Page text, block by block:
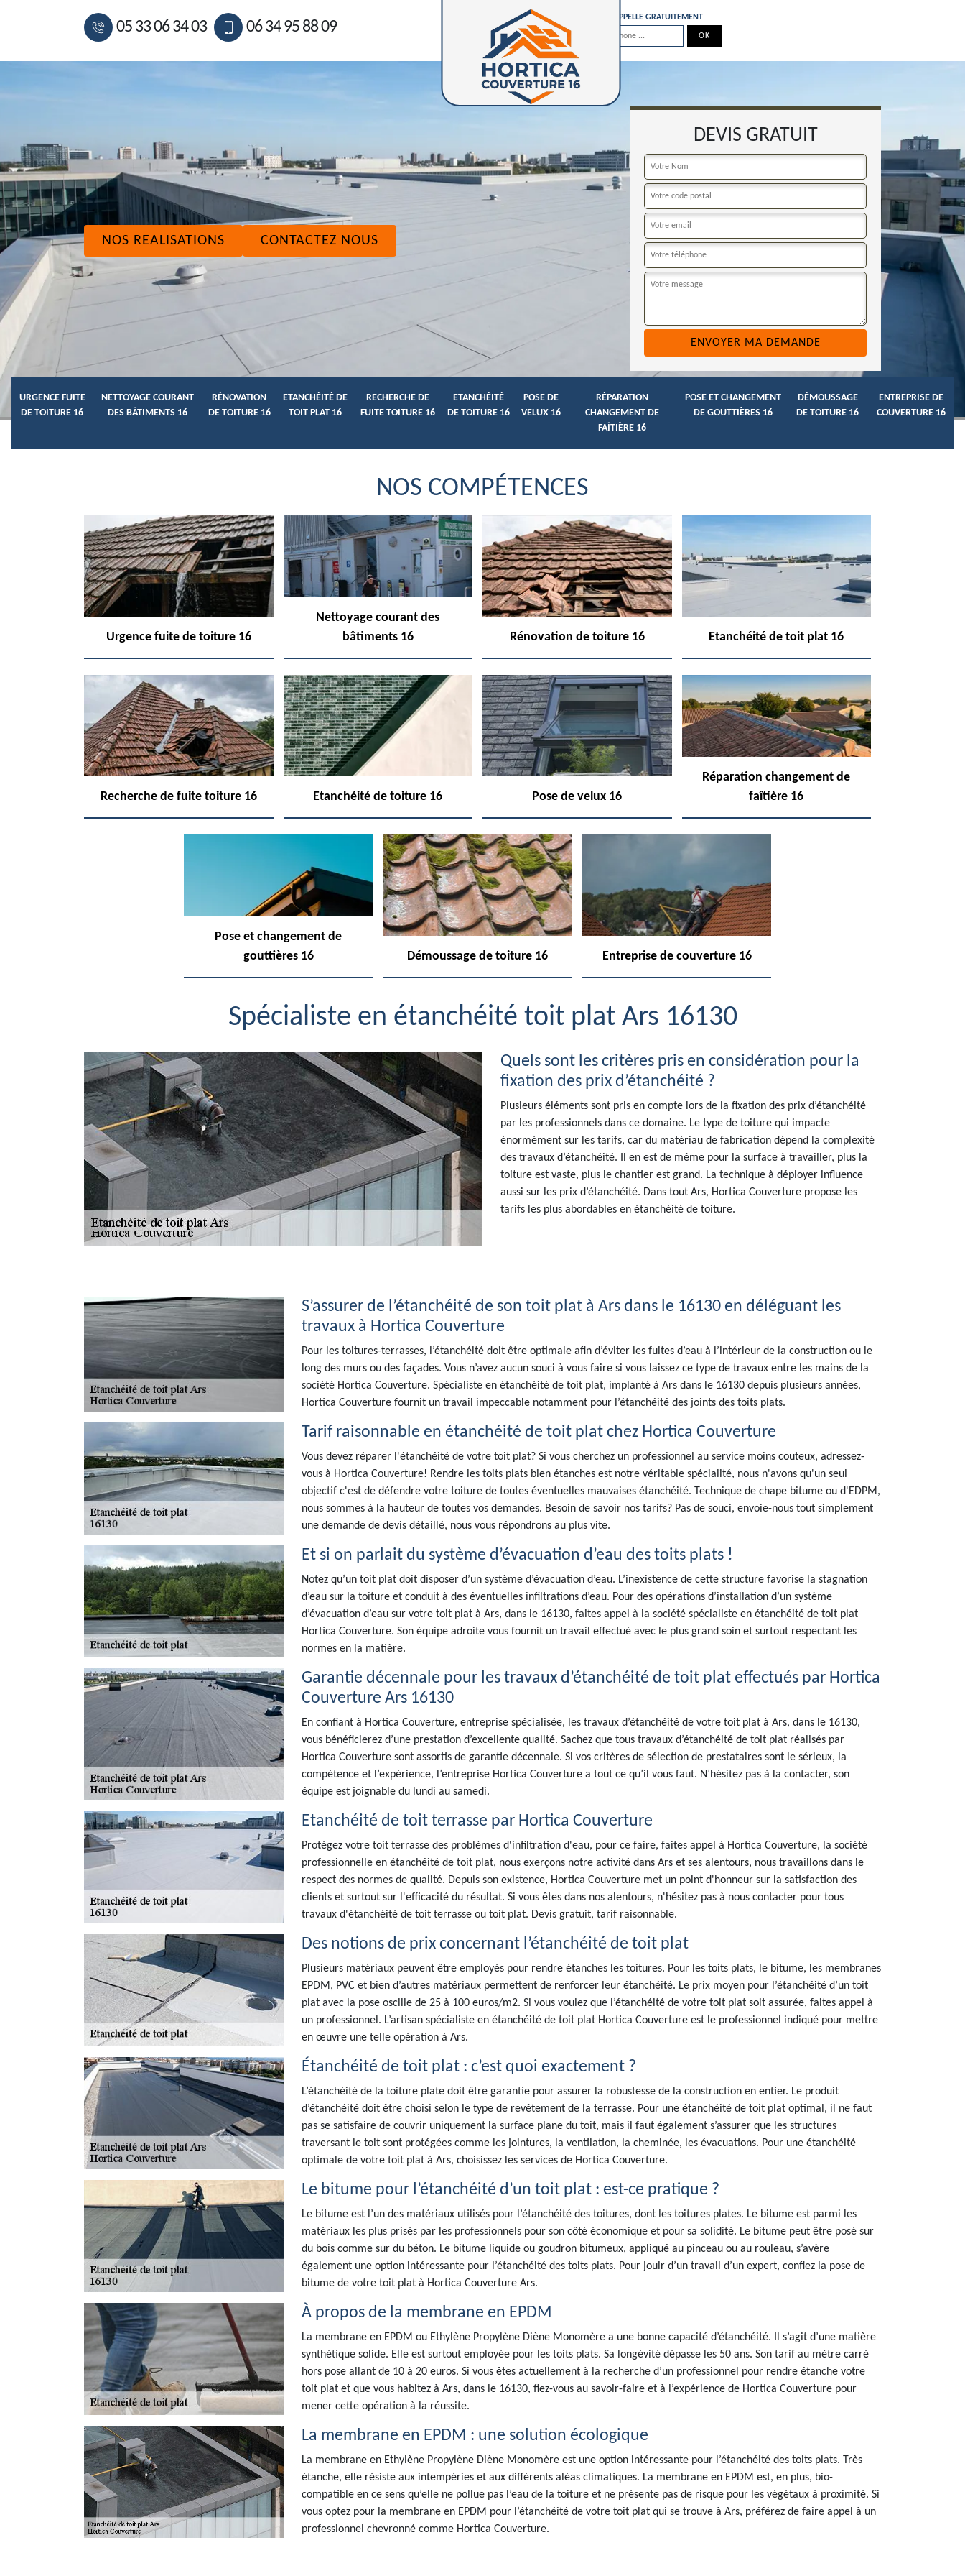
05 33 06 34 03 06 34 95 88 09
ON VOUS RAPPELLE GRATUITEMENT
NOS REALISATIONS CONTACTEZ NOUS
DEVIS GRATUIT
URGENCE FUITE
DE TOITURE 16
NETTOYAGE COURANT
DES BÂTIMENTS 16
RÉNOVATION
DE TOITURE 16
ETANCHÉITÉ DE
TOIT PLAT 16
RECHERCHE DE
FUITE TOITURE 16
ETANCHÉITÉ
DE TOITURE 16
POSE DE
VELUX 16
RÉPARATION
CHANGEMENT DE
FAÎTIÈRE 16
POSE ET CHANGEMENT
DE GOUTTIÈRES 16
DÉMOUSSAGE
DE TOITURE 16
ENTREPRISE DE
COUVERTURE 16
NOS COMPÉTENCES
Urgence fuite de toiture 16
Nettoyage courant des
bâtiments 16
Rénovation de toiture 16 Etanchéité de toit plat 16
Recherche de fuite toiture 16 Etanchéité de toiture 16 Pose de velux 16
Réparation changement de
faîtière 16
Pose et changement de
gouttières 16
Démoussage de toiture 16 Entreprise de couverture 16
Spécialiste en étanchéité toit plat Ars 16130
Quels sont les critères pris en considération pour la
fixation des prix d’étanchéité ?
Plusieurs éléments sont pris en compte lors de la fixation des prix d’étanchéité
par les professionnels dans ce domaine. Le type de toiture qui impacte
énormément sur les tarifs, car du matériau de fabrication dépend la complexité
des travaux d’étanchéité. Il en est de même pour la surface à travailler, plus la
toiture est vaste, plus le chantier est grand. La technique à déployer influence
aussi sur les prix d’étanchéité. Dans tout Ars, Hortica Couverture propose les
tarifs les plus abordables en étanchéité de toiture.
S’assurer de l’étanchéité de son toit plat à Ars dans le 16130 en déléguant les
travaux à Hortica Couverture
Pour les toitures-terrasses, l’étanchéité doit être optimale afin d’éviter les fuites d’eau à l’intérieur de la construction ou le
long des murs ou des façades. Vous n’avez aucun souci à vous faire si vous laissez ce type de travaux entre les mains de la
société Hortica Couverture. Spécialiste en étanchéité de toit plat, implanté à Ars dans le 16130 depuis plusieurs années,
Hortica Couverture fournit un travail impeccable notamment pour l’étanchéité des joints des toits plats.
Tarif raisonnable en étanchéité de toit plat chez Hortica Couverture
Vous devez réparer l'étanchéité de votre toit plat? Si vous cherchez un professionnel au service moins couteux, adressez-
vous à Hortica Couverture! Rendre les toits plats bien étanches est notre véritable spécialité, nous n'avons qu'un seul
objectif c'est de défendre votre toiture de toutes éventuelles mauvaises étanchéité. Technique de chape bitume ou d'EDPM,
nous sommes à la hauteur de toutes vos demandes. Besoin de savoir nos tarifs? Pas de souci, envoie-nous tout simplement
une demande de devis détaillé, nous vous répondrons au plus vite.
Et si on parlait du système d’évacuation d’eau des toits plats !
Notez qu’un toit plat doit disposer d’un système d’évacuation d’eau. L’inexistence de cette structure favorise la stagnation
d’eau sur la toiture et conduit à des éventuelles infiltrations d’eau. Pour des opérations d’installation d’un système
d’évacuation d’eau sur votre toit plat à Ars, dans le 16130, faites appel à la société spécialiste en étanchéité de toit plat
Hortica Couverture. Son équipe adroite vous fournit un travail effectué avec le plus grand soin et surtout respectant les
normes en la matière.
Garantie décennale pour les travaux d’étanchéité de toit plat effectués par Hortica
Couverture Ars 16130
En confiant à Hortica Couverture, entreprise spécialisée, les travaux d’étanchéité de votre toit plat à Ars, dans le 16130,
vous bénéficierez d’une prestation d’excellente qualité. Sachez que tous travaux d’étanchéité de toit plat réalisés par
Hortica Couverture sont assortis de garantie décennale. Si vos critères de sélection de prestataires sont le sérieux, la
compétence et l’expérience, l’entreprise Hortica Couverture a tout ce qu’il vous faut. N’hésitez pas à la contacter, son
équipe est joignable du lundi au samedi.
Etanchéité de toit terrasse par Hortica Couverture
Protégez votre toit terrasse des problèmes d'infiltration d'eau, pour ce faire, faites appel à Hortica Couverture, la société
professionnelle en étanchéité de toit plat, nous exerçons notre activité dans Ars et ses alentours, nous travaillons dans le
respect des normes de qualité. Depuis son existence, Hortica Couverture met un point d'honneur sur la satisfaction des
clients et surtout sur l'efficacité du résultat. Si vous êtes dans nos alentours, n'hésitez pas à nous contacter pour tous
travaux d'étanchéité de toit terrasse ou toit plat. Devis gratuit, tarif raisonnable.
Des notions de prix concernant l’étanchéité de toit plat
Plusieurs matériaux peuvent être employés pour rendre étanches les toitures. Pour les toits plats, le bitume, les membranes
EPDM, PVC et bien d’autres matériaux permettent de renforcer leur étanchéité. Le prix moyen pour l’étanchéité d’un toit
plat avec la pose oscille de 25 à 100 euros/m2. Si vous voulez que l’étanchéité de votre toit plat soit assurée, faites appel à
un professionnel. L’artisan spécialiste en étanchéité de toit plat Hortica Couverture est le professionnel indiqué pour mettre
en œuvre une telle opération à Ars.
Étanchéité de toit plat : c’est quoi exactement ?
L’étanchéité de la toiture plate doit être garantie pour assurer la robustesse de la construction en entier. Le produit
d’étanchéité doit être choisi selon le type de revêtement de la terrasse. Pour une étanchéité de toit plat optimal, il ne faut
pas se satisfaire de couvrir uniquement la surface plane du toit, mais il faut également s’assurer que les structures
traversant le toit sont protégées comme les jointures, la ventilation, la cheminée, les évacuations. Pour une étanchéité
optimale de votre toit plat à Ars, choisissez les services de Hortica Couverture.
Le bitume pour l’étanchéité d’un toit plat : est-ce pratique ?
Le bitume est l’un des matériaux utilisés pour l’étanchéité des toitures, dont les toitures plates. Le bitume est parmi les
matériaux les plus prisés par les professionnels pour son côté économique et pour sa solidité. Le bitume peut être posé sur
du bois comme sur du béton. Le bitume liquide ou goudron bitumeux, appliqué au pinceau ou au rouleau, s’avère
également une option intéressante pour l’étanchéité des toits plats. Pour jouir d’un travail d’un expert, confiez la pose de
bitume de votre toit plat à Hortica Couverture Ars.
À propos de la membrane en EPDM
La membrane en EPDM ou Ethylène Propylène Diène Monomère a une bonne capacité d’étanchéité. Il s’agit d’une matière
synthétique solide. Elle est surtout employée pour les toits plats. Sa longévité dépasse les 50 ans. Son tarif au mètre carré
hors pose allant de 10 à 20 euros. Si vous êtes actuellement à la recherche d’un professionnel pour rendre étanche votre
toit plat et que vous habitez à Ars, dans le 16130, fiez-vous au savoir-faire et à l’expérience de Hortica Couverture pour
mener cette opération à la réussite.
La membrane en EPDM : une solution écologique
La membrane en Ethylène Propylène Diène Monomère est une option intéressante pour l’étanchéité des toits plats. Très
étanche, elle résiste aux intempéries et aux différents aléas climatiques. La membrane en EPDM est, en plus, bio-
compatible en ce sens qu’elle ne pollue pas l’eau de la toiture et ne présente pas de risque pour les végétaux à proximité. Si
vous optez pour la membrane en EPDM pour l’étanchéité de votre toit plat qui se trouve à Ars, préférez de faire appel à un
professionnel chevronné comme Hortica Couverture.